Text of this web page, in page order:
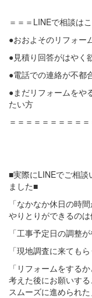
＝＝＝LINEで相談は
●おおよそのリフォー
●見積り回答がはやく
●電話での連絡が不都
●まだリフォームをや
たい方
＝＝＝＝＝＝＝＝＝＝
■実際にLINEでご相
ました■
「なかなか休日の時
やりとりができるのは
「工事予定日の調整
「現地調査に来ても
「リフォームをする
考えた後にお願いす
スムーズに進められた